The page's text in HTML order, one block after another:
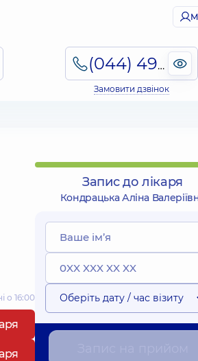
(044) 495-2-888
Замовити дзвінок
о 16:00
Запис до лікаря
Кондрацька Аліна
Оберіть дату / час візиту